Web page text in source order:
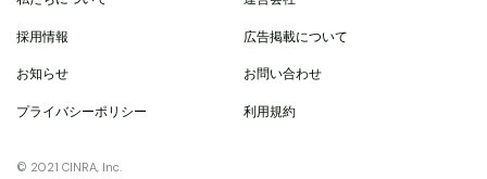
採用情報 広告掲載について
お知らせ お問い合わせ
プライバシーポリシー 利用規約
© 2021 CINRA, Inc.